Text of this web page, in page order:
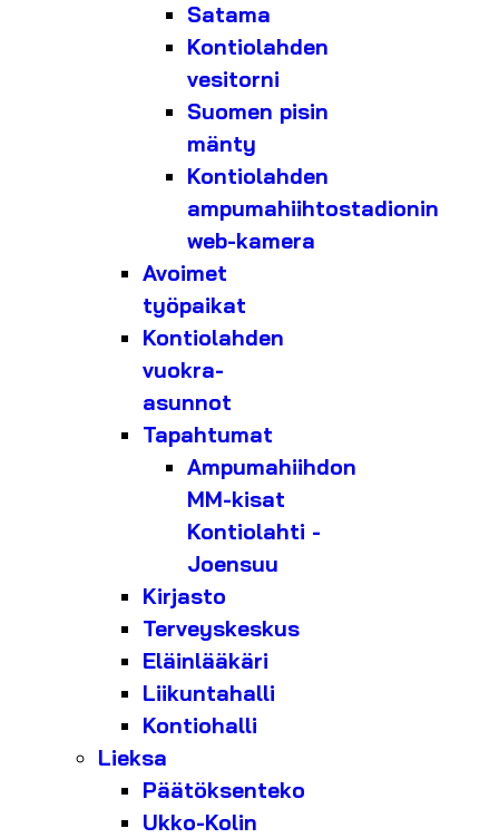
Satama
Kontiolahden
vesitorni
Suomen pisin
mänty
Kontiolahden
ampumahiihtostadionin
web-kamera
Avoimet
työpaikat
Kontiolahden
vuokra-
asunnot
Tapahtumat
Ampumahiihdon
MM-kisat
Kontiolahti -
Joensuu
Kirjasto
Terveyskeskus
Eläinlääkäri
Liikuntahalli
Kontiohalli
Lieksa
Päätöksenteko
Ukko-Kolin